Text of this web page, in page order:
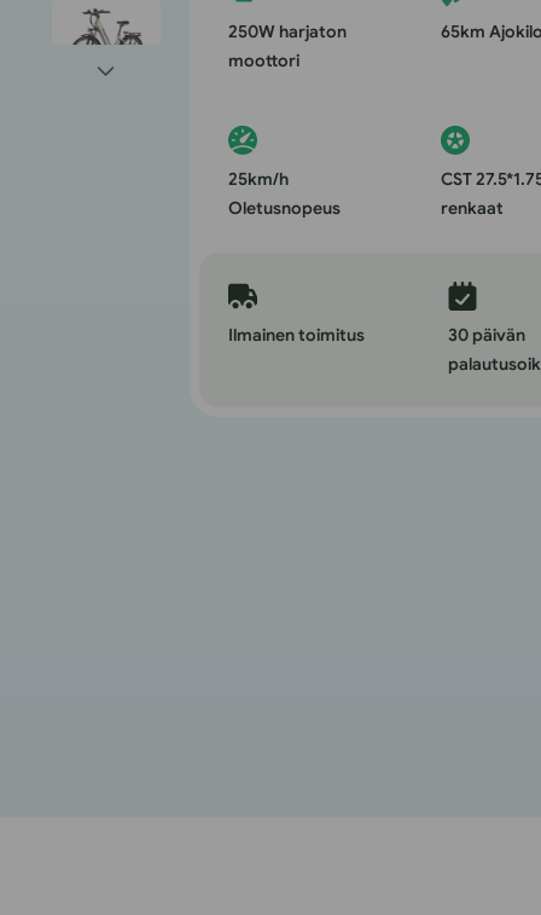
250W harjaton
moottori
65km
25km/h
Oletusnopeus
CST
renkaat
Ilmainen toimitus
30 päivän